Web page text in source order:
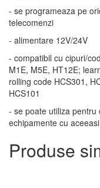
- se programeaza pe
telecomenzi
- alimentare 12V/24V
- compatibil cu cipuri/
M1E, M5E, HT12E;
rolling code HCS301,
HCS101
- se poate utiliza
echipamente cu
Produse